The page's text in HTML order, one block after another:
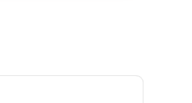
2 cilindri paraleli Fini BK 114Filtru Fini